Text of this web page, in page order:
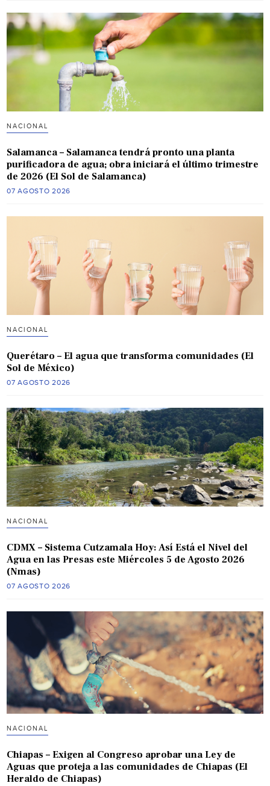
NACIONAL
Salamanca – Salamanca tendrá pronto una planta
purificadora de agua; obra iniciará el último trimestre
de 2026 (El Sol de Salamanca)
07 AGOSTO 2026
NACIONAL
Querétaro – El agua que transforma comunidades (El
Sol de México)
07 AGOSTO 2026
NACIONAL
CDMX – Sistema Cutzamala Hoy: Así Está el Nivel del
Agua en las Presas este Miércoles 5 de Agosto 2026
(Nmas)
07 AGOSTO 2026
NACIONAL
Chiapas – Exigen al Congreso aprobar una Ley de
Aguas que proteja a las comunidades de Chiapas (El
Heraldo de Chiapas)